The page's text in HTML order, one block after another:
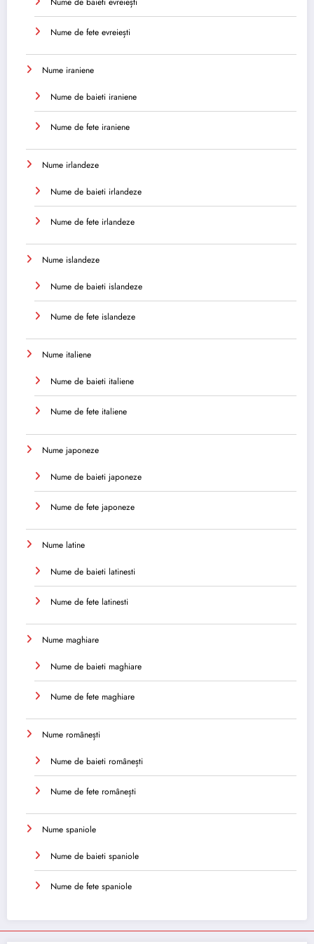
Nume de fete evreiești
Nume iraniene
Nume de baieti iraniene
Nume de fete iraniene
Nume irlandeze
Nume de baieti irlandeze
Nume de fete irlandeze
Nume islandeze
Nume de baieti islandeze
Nume de fete islandeze
Nume italiene
Nume de baieti italiene
Nume de fete italiene
Nume japoneze
Nume de baieti japoneze
Nume de fete japoneze
Nume latine
Nume de baieti latinesti
Nume de fete latinesti
Nume maghiare
Nume de baieti maghiare
Nume de fete maghiare
Nume românești
Nume de baieti românești
Nume de fete românești
Nume spaniole
Nume de baieti spaniole
Nume de fete spaniole